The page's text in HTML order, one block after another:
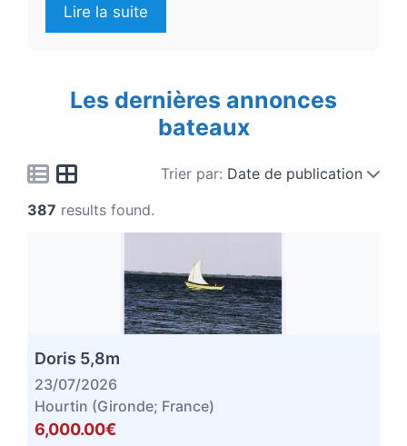
Lire la suite
Les dernières annonces
bateaux
Trier par: Date de publication
387 results found.
Doris 5,8m
23/07/2026
Hourtin (Gironde; France)
6,000.00€